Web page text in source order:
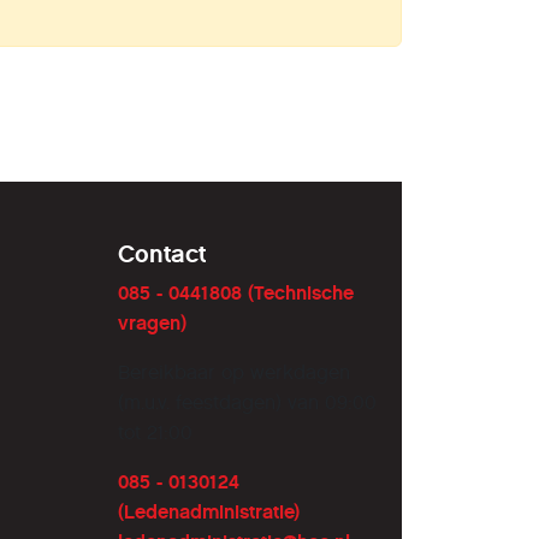
Contact
085 - 0441808 (Technische
vragen)
085 - 0130124
(Ledenadministratie)